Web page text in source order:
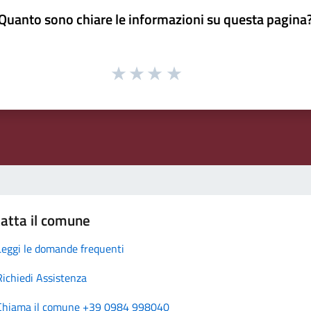
sono chiare le informazioni su questa
il comune
le domande frequenti
Assistenza
il comune +39 0984 998040